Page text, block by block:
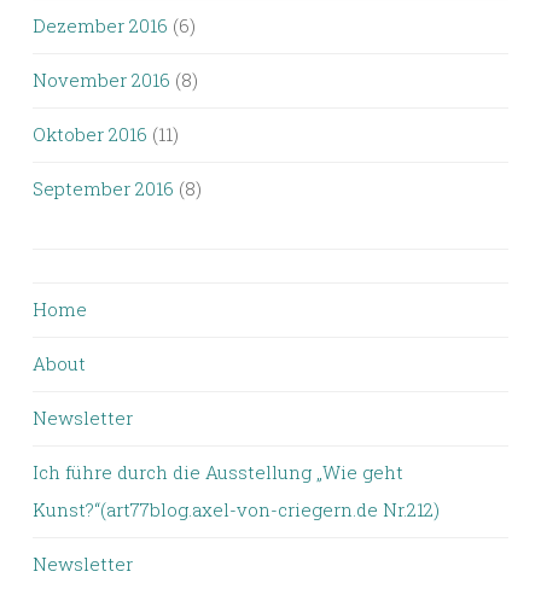
Dezember 2016 (6)
November 2016 (8)
Oktober 2016 (11)
September 2016 (8)
Home
About
Newsletter
Ich führe durch die Ausstellung „Wie geht
Kunst?“(art77blog.axel-von-criegern.de Nr.212)
Newsletter